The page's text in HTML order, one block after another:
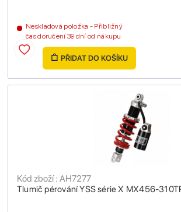
Neskladová položka - Přibližný
čas doručení 39 dní od nákupu
PŘIDAT DO KOŠÍKU
Tlumič pérování YSS série X MX456-
Kód zboží : AH7277